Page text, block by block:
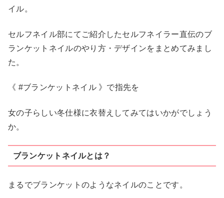
イル。
セルフネイル部にてご紹介したセルフネイラー直伝のブ
ランケットネイルのやり方・デザインをまとめてみまし
た。
《 #ブランケットネイル 》で指先を
女の子らしい冬仕様に衣替えしてみてはいかがでしょう
か。
ブランケットネイルとは？
まるでブランケットのようなネイルのことです。